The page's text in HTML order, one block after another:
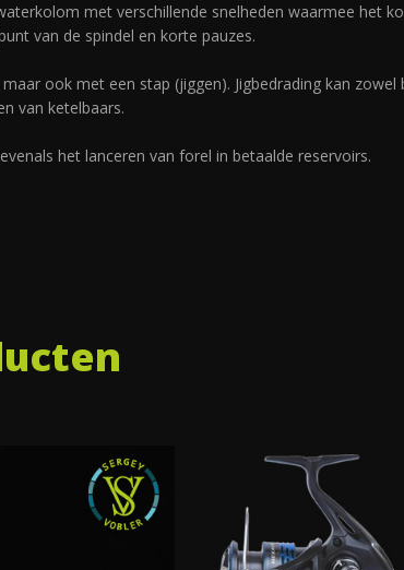
met verschillende snelheden waarmee het
van de spindel en korte pauzes.
ook met een stap (jiggen). Jigbedrading kan zowel
van ketelbaars.
het lanceren van forel in betaalde reservoirs.